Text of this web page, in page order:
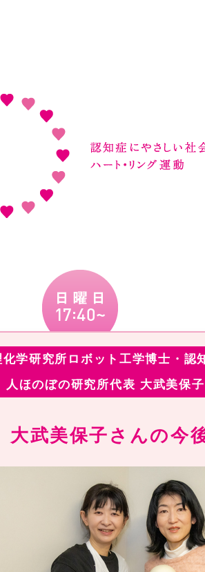
学研究所ロボット工学博士・認
人ほのぼの研究所代表 大武美保
大武美保子さんの今